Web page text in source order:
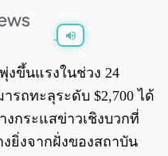
0:00
งขึ้นแรงในช่วง 24
รถทะลุระดับ $2,700 ได้
งกระแสข่าวเชิงบวกที่
ยิ่งจากฝั่งของสถาบัน